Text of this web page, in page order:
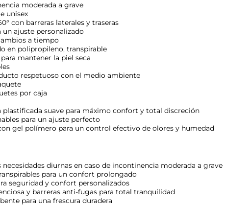
moderada a grave
unisex
con barreras laterales y traseras
un ajuste personalizado
a tiempo
en polipropileno, transpirable
mantener la piel seca
respetuoso con el medio ambiente
por caja
plastificada suave para máximo confort y total discreción
para un ajuste perfecto
gel polímero para un control efectivo de olores y humedad
necesidades diurnas en caso de incontinencia moderada a grave
para un confort prolongado
seguridad y confort personalizados
y barreras anti-fugas para total tranquilidad
para una frescura duradera